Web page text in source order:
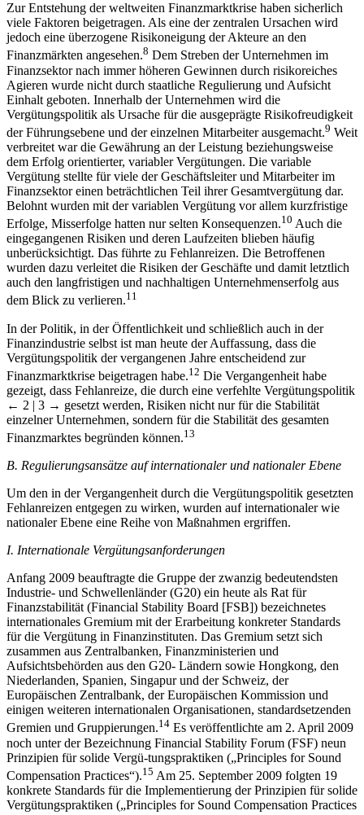
Zur Entstehung der weltweiten Finanzmarktkrise haben sicherlich
viele Faktoren beigetragen. Als eine der zentralen Ursachen wird
jedoch eine überzogene Risikoneigung der Akteure an den
Finanzmärkten angesehen.8 Dem Streben der Unternehmen im
Finanzsektor nach immer höheren Gewinnen durch risikoreiches
Agieren wurde nicht durch staatliche Regulierung und Aufsicht
Einhalt geboten. Innerhalb der Unternehmen wird die
Vergütungspolitik als Ursache für die ausgeprägte Risikofreudigkeit
der Führungsebene und der einzelnen Mitarbeiter ausgemacht.9 Weit
verbreitet war die Gewährung an der Leistung beziehungsweise
dem Erfolg orientierter, variabler Vergütungen. Die variable
Vergütung stellte für viele der Geschäftsleiter und Mitarbeiter im
Finanzsektor einen beträchtlichen Teil ihrer Gesamtvergütung dar.
Belohnt wurden mit der variablen Vergütung vor allem kurzfristige
Erfolge, Misserfolge hatten nur selten Konsequenzen.10 Auch die
eingegangenen Risiken und deren Laufzeiten blieben häufig
unberücksichtigt. Das führte zu Fehlanreizen. Die Betroffenen
wurden dazu verleitet die Risiken der Geschäfte und damit letztlich
auch den langfristigen und nachhaltigen Unternehmenserfolg aus
dem Blick zu verlieren.11
In der Politik, in der Öffentlichkeit und schließlich auch in der
Finanzindustrie selbst ist man heute der Auffassung, dass die
Vergütungspolitik der vergangenen Jahre entscheidend zur
Finanzmarktkrise beigetragen habe.12 Die Vergangenheit habe
gezeigt, dass Fehlanreize, die durch eine verfehlte Vergütungspolitik
← 2 | 3 → gesetzt werden, Risiken nicht nur für die Stabilität
einzelner Unternehmen, sondern für die Stabilität des gesamten
Finanzmarktes begründen können.13
B. Regulierungsansätze auf internationaler und nationaler Ebene
Um den in der Vergangenheit durch die Vergütungspolitik gesetzten
Fehlanreizen entgegen zu wirken, wurden auf internationaler wie
nationaler Ebene eine Reihe von Maßnahmen ergriffen.
I. Internationale Vergütungsanforderungen
Anfang 2009 beauftragte die Gruppe der zwanzig bedeutendsten
Industrie- und Schwellenländer (G20) ein heute als Rat für
Finanzstabilität (Financial Stability Board [FSB]) bezeichnetes
internationales Gremium mit der Erarbeitung konkreter Standards
für die Vergütung in Finanzinstituten. Das Gremium setzt sich
zusammen aus Zentralbanken, Finanzministerien und
Aufsichtsbehörden aus den G20- Ländern sowie Hongkong, den
Niederlanden, Spanien, Singapur und der Schweiz, der
Europäischen Zentralbank, der Europäischen Kommission und
einigen weiteren internationalen Organisationen, standardsetzenden
Gremien und Gruppierungen.14 Es veröffentlichte am 2. April 2009
noch unter der Bezeichnung Financial Stability Forum (FSF) neun
Prinzipien für solide Vergü-tungspraktiken („Principles for Sound
Compensation Practices“).15 Am 25. September 2009 folgten 19
konkrete Standards für die Implementierung der Prinzipien für solide
Vergütungspraktiken („Principles for Sound Compensation Practices